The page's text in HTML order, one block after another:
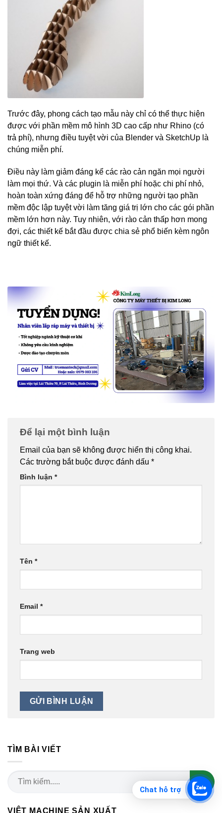
Trước đây, phong cách tạo mẫu này chỉ có thể thực hiện
được với phần mềm mô hình 3D cao cấp như Rhino (có
trả phí), nhưng điều tuyệt vời của Blender và SketchUp là
chúng miễn phí.
Điều này làm giảm đáng kể các rào cản ngăn mọi người
làm mọi thứ. Và các plugin là miễn phí hoặc chi phí nhỏ,
hoàn toàn xứng đáng để hỗ trợ những người tạo phần
mềm độc lập tuyệt vời làm tăng giá trị lớn cho các gói phần
mềm lớn hơn này. Tuy nhiên, với rào cản thấp hơn mong
đợi, các thiết kế bắt đầu được chia sẻ phổ biến kèm ngôn
ngữ thiết kế.
Để lại một bình luận
Email của bạn sẽ không được hiển thị công khai.
Các trường bắt buộc được đánh dấu *
Bình luận *
Tên *
Email *
Trang web
TÌM BÀI VIẾT
VIỆT MACHINE SẢN XUẤT
Chat hỗ trợ